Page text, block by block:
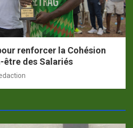
renforcer la Cohésion
être des Salariés